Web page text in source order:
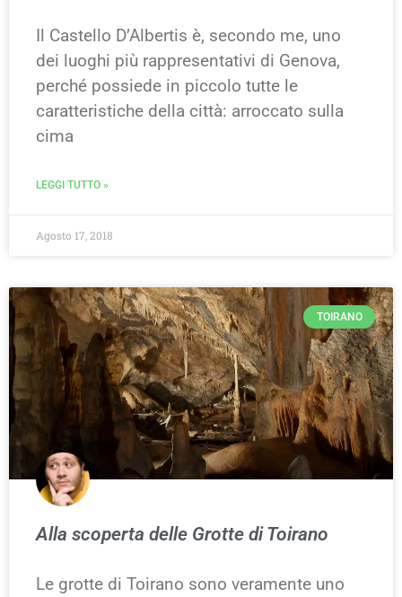
Il Castello D’Albertis è, secondo me, uno
dei luoghi più rappresentativi di Genova,
perché possiede in piccolo tutte le
caratteristiche della città: arroccato sulla
cima
LEGGI TUTTO »
Agosto 17, 2018
TOIRANO
Alla scoperta delle Grotte di Toirano
Le grotte di Toirano sono veramente uno